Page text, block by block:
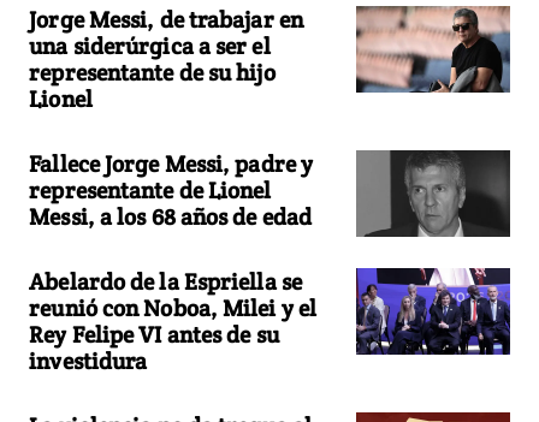
Jorge Messi, de trabajar en
una siderúrgica a ser el
representante de su hijo
Lionel
Fallece Jorge Messi, padre y
representante de Lionel
Messi, a los 68 años de edad
Abelardo de la Espriella se
reunió con Noboa, Milei y el
Rey Felipe VI antes de su
investidura